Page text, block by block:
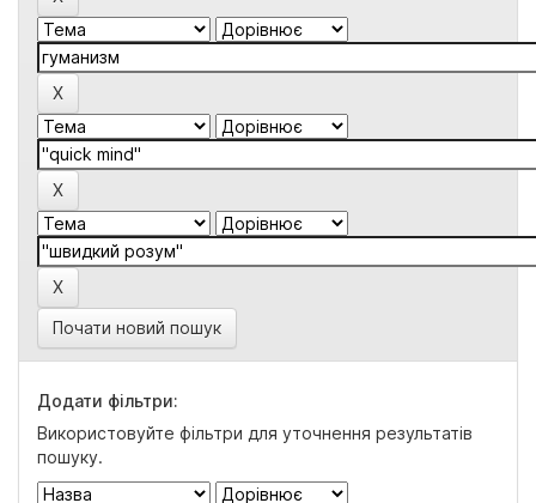
Почати новий пошук
Додати фільтри:
Використовуйте фільтри для уточнення результатів
пошуку.